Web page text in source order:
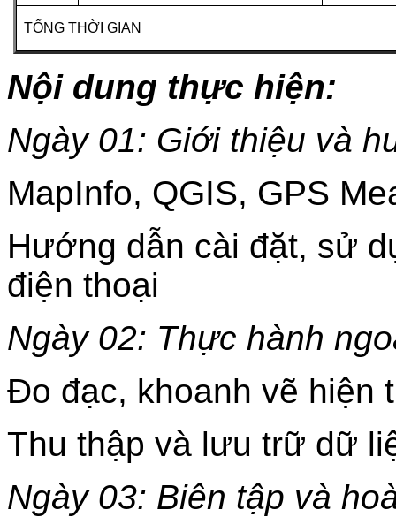
TỔNG THỜI GIAN
Nội dung thực hiện:
Ngày 01: Giới thiệu và
MapInfo, QGIS, GPS
Hướng dẫn cài đặt, sử
điện thoại
Ngày 02: Thực hành
Đo đạc, khoanh vẽ hiện
Thu thập và lưu trữ dữ
Ngày 03: Biên tập và